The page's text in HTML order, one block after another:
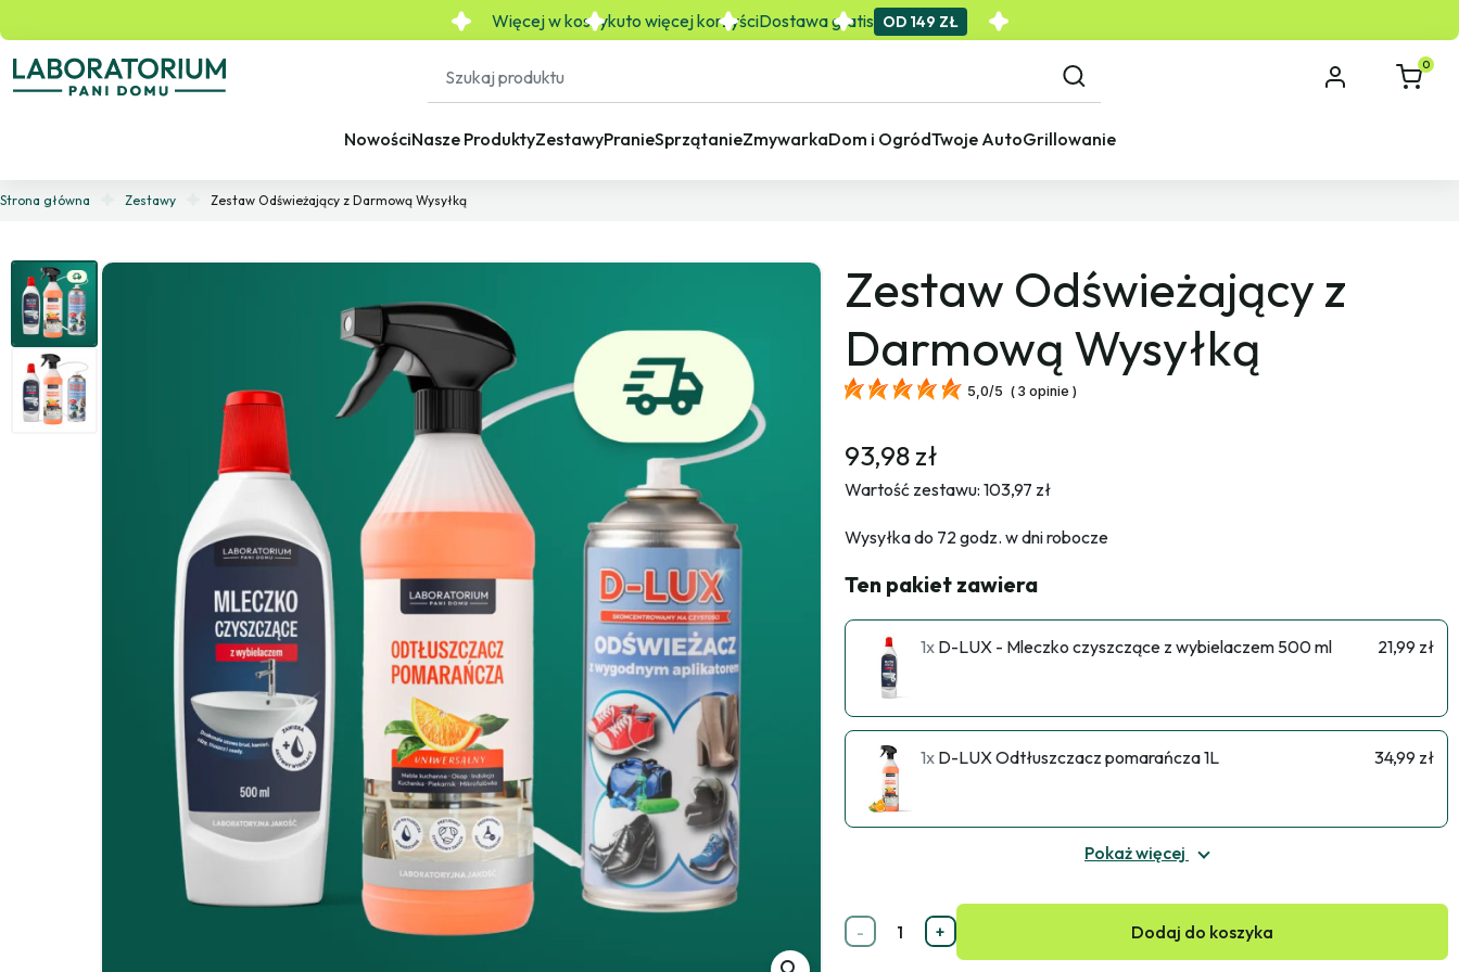
Więcej w koszykuto więcej korzyściDostawa gratis OD 149 ZŁ
0
NowościNasze ProduktyZestawyPranieSprzątanieZmywarkaDom i OgródTwoje AutoGrillowanie
Strona główna Zestawy Zestaw Odświeżający z Darmową Wysyłką
Zestaw Odświeżający z
Darmową Wysyłką
5,0/5 ( 3 opinie )
93,98 zł
Wartość zestawu: 103,97 zł
Wysyłka do 72 godz. w dni robocze
Ten pakiet zawiera
1x D-LUX - Mleczko czyszczące z wybielaczem 500 ml 21,99 zł
1x D-LUX Odtłuszczacz pomarańcza 1L 34,99 zł
Pokaż więcej
- + Dodaj do koszyka